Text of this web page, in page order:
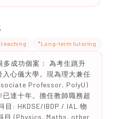
*Long-term tutoring
多成功個案： 為考生跳升
心儀大學。現為理大兼任
Professor, PolyU)
已達十年。擔任教師職務超
目: HKDSE/IBDP / IAL 物
目 (Physics, Maths, other